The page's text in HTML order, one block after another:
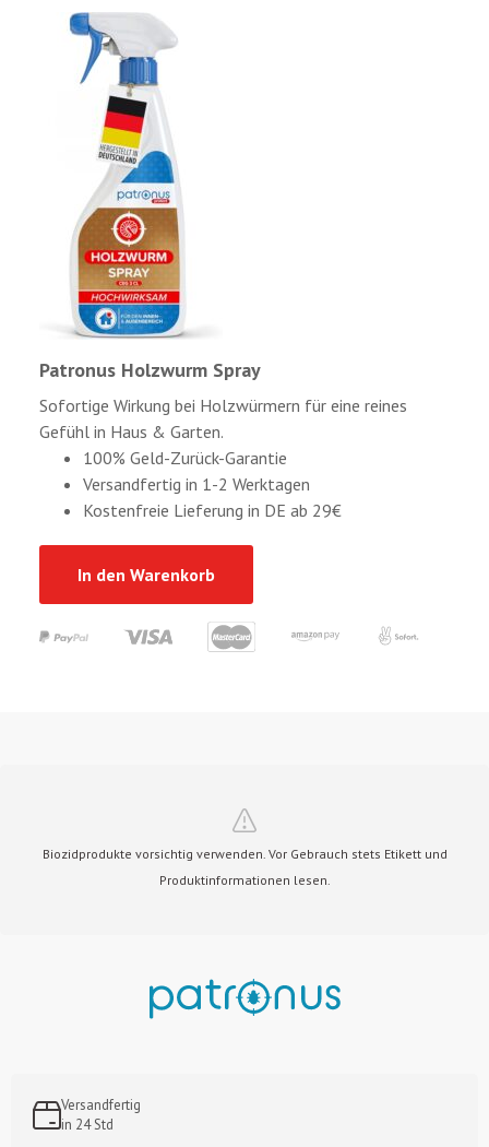
Patronus Holzwurm Spray
Sofortige Wirkung bei Holzwürmern für eine reines
Gefühl in Haus & Garten.
100% Geld-Zurück-Garantie
Versandfertig in 1-2 Werktagen
Kostenfreie Lieferung in DE ab 29€
In den Warenkorb
Versandfertig
in 24 Std
Biozidprodukte vorsichtig verwenden. Vor Gebrauch stets Etikett und
Produktinformationen lesen.